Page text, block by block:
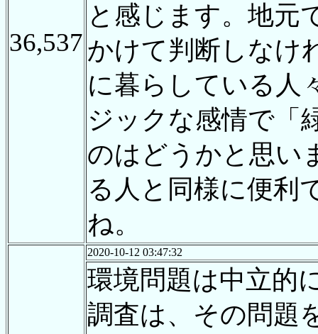
36,537
と感じます。地元
かけて判断しなけ
に暮らしている人
ジックな感情で「
のはどうかと思い
る人と同様に便利
ね。
2020-10-12 03:47:32
環境問題は中立的
調査は、その問題